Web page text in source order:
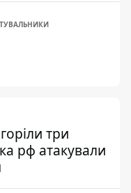
три
рф атакували